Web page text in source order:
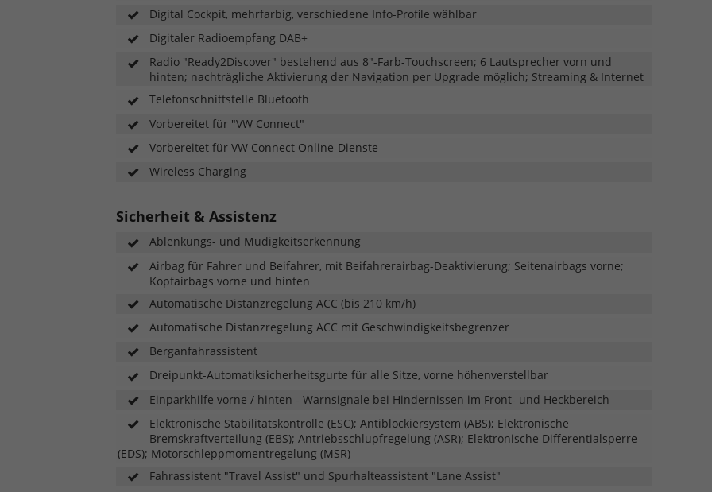
Digital Cockpit, mehrfarbig, verschiedene Info-Profile wählbar
Digitaler Radioempfang DAB+
Radio "Ready2Discover" bestehend aus 8"-Farb-Touchscreen; 6 Lautsprecher vorn und
hinten; nachträgliche Aktivierung der Navigation per Upgrade möglich; Streaming & Internet
Telefonschnittstelle Bluetooth
Vorbereitet für "VW Connect"
Vorbereitet für VW Connect Online-Dienste
Wireless Charging
Sicherheit & Assistenz
Ablenkungs- und Müdigkeitserkennung
Airbag für Fahrer und Beifahrer, mit Beifahrerairbag-Deaktivierung; Seitenairbags vorne;
Kopfairbags vorne und hinten
Automatische Distanzregelung ACC (bis 210 km/h)
Automatische Distanzregelung ACC mit Geschwindigkeitsbegrenzer
Berganfahrassistent
Dreipunkt-Automatiksicherheitsgurte für alle Sitze, vorne höhenverstellbar
Einparkhilfe vorne / hinten - Warnsignale bei Hindernissen im Front- und Heckbereich
Elektronische Stabilitätskontrolle (ESC); Antiblockiersystem (ABS); Elektronische
Bremskraftverteilung (EBS); Antriebsschlupfregelung (ASR); Elektronische Differentialsperre
(EDS); Motorschleppmomentregelung (MSR)
Fahrassistent "Travel Assist" und Spurhalteassistent "Lane Assist"